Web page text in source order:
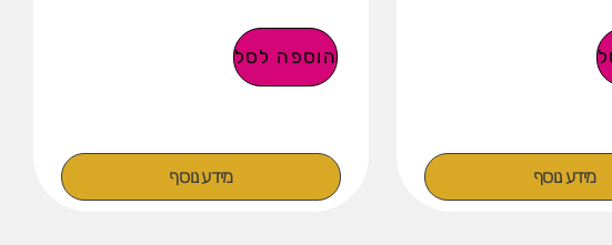
מידע נוסף
הוספה לסל
מידע נוסף